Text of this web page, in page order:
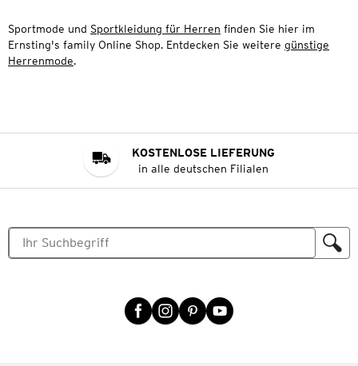
Sportmode und Sportkleidung für Herren finden Sie hier im
Ernsting's family Online Shop. Entdecken Sie weitere günstige
Herrenmode.
KOSTENLOSE LIEFERUNG
in alle deutschen Filialen